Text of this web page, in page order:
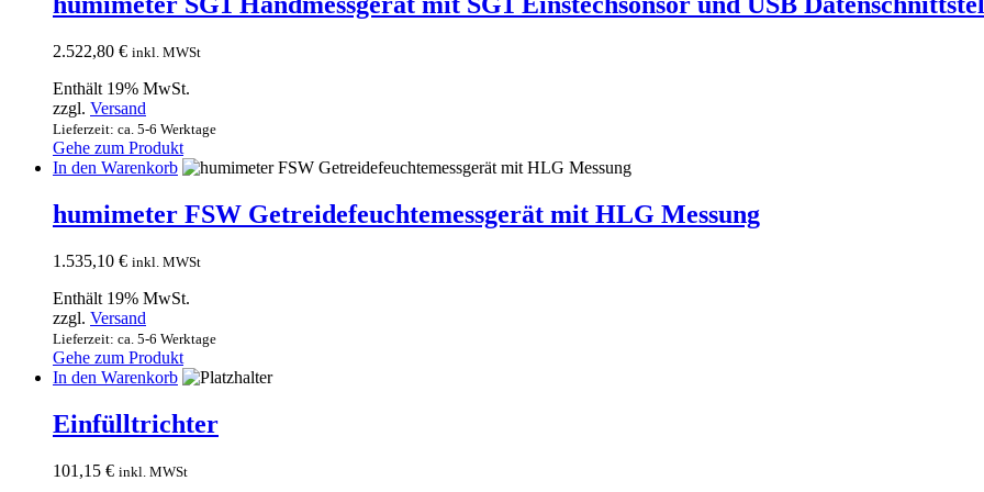
2.522,80 € inkl. MWSt
Enthält 19% MwSt.
zzgl. Versand
Lieferzeit: ca. 5-6 Werktage
Gehe zum Produkt
In den Warenkorb
humimeter FSW Getreidefeuchtemessgerät mit HLG Messung
1.535,10 € inkl. MWSt
Enthält 19% MwSt.
zzgl. Versand
Lieferzeit: ca. 5-6 Werktage
Gehe zum Produkt
In den Warenkorb
Einfülltrichter
101,15 € inkl. MWSt